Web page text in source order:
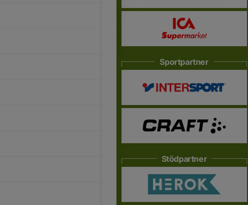
Sportpartner
Stödpartner